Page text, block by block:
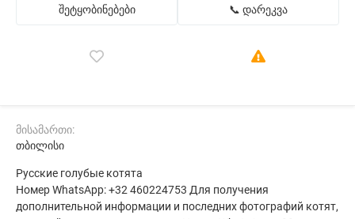
შეტყობინებები 📞 დარეკვა
მისამართი:
თბილისი
Русские голубые котята
Номер WhatsApp: +32 460224753 Для получения
дополнительной информации и последних фотографий котят,